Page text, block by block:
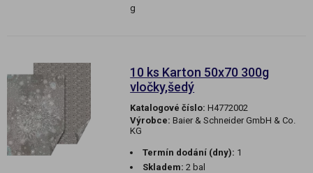
g
10 ks Karton 50x70 300g
vločky,šedý
Katalogové číslo: H4772002
Výrobce: Baier & Schneider GmbH & Co.
KG
Termín dodání (dny): 1
Skladem: 2 bal